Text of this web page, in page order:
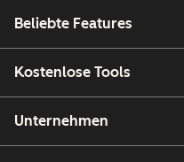
Beliebte Features
Kostenlose Tools
Unternehmen